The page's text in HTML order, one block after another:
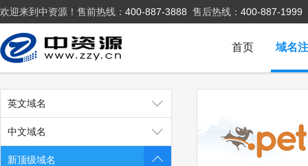
欢迎来到中资源！售前热线： 400-887-3888 售后热线： 400-887-1999
域名
首页
英文域名
中文域名
新顶级域名
.run .pub
.email .life
.art .love
.beer
.fit
.fashion